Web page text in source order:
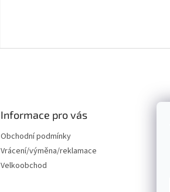
Informace pro vás
Obchodní podmínky
Vrácení/výměna/reklamace
Velkoobchod